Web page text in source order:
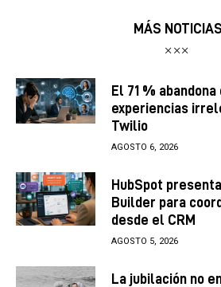
MÁS NOTICIAS
El 71 %
experiencias
Twilio
AGOSTO 6, 2026
HubSpot
Builder para
desde el CRM
AGOSTO 5, 2026
La jubilación no